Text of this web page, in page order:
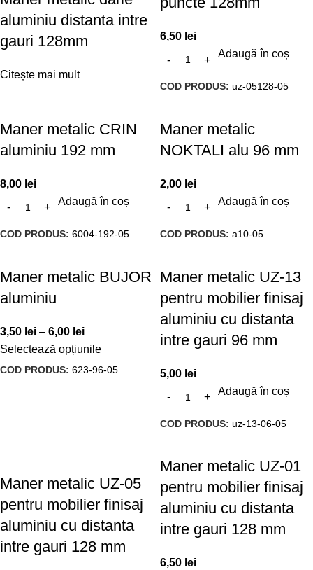
aluminiu distanta intre
gauri 128mm
Citește mai mult
6,50 lei
Adaugă în coș
COD PRODUS: uz-05128-05
Maner metalic CRIN
aluminiu 192 mm
8,00 lei
Adaugă în coș
COD PRODUS: 6004-192-05
Maner metalic
NOKTALI alu 96 mm
2,00 lei
Adaugă în coș
COD PRODUS: a10-05
Maner metalic BUJOR
aluminiu
3,50 lei – 6,00 lei
Selectează opțiunile
COD PRODUS: 623-96-05
Maner metalic UZ-13
pentru mobilier finisaj
aluminiu cu distanta
intre gauri 96 mm
5,00 lei
Adaugă în coș
COD PRODUS: uz-13-06-05
Maner metalic UZ-05
pentru mobilier finisaj
aluminiu cu distanta
intre gauri 128 mm
Maner metalic UZ-01
pentru mobilier finisaj
aluminiu cu distanta
intre gauri 128 mm
6,50 lei